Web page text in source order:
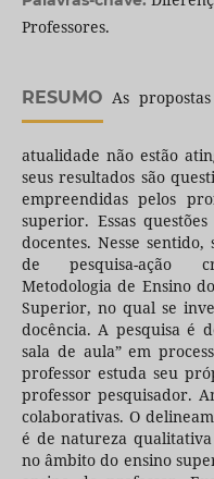
Professores.
RESUMO As
atualidade não estão
seus resultados são
empreendidas pelos
superior. Essas
docentes. Nesse
de pesquisa-ação
Metodologia de Ensino
Superior, no qual se
docência. A pesquisa é
sala de aula” em
professor estuda seu
professor pesquisador.
colaborativas. O
é de natureza
no âmbito do ensino